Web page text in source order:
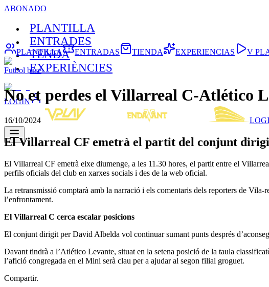
ABONADO
PLANTILLA
ENTRADES
TENDA
EXPERIÈNCIES
LOGIN
PLANTILLA ENTRADAS TIENDA EXPERIENCIAS V
Futbol base
No et perdes el Villarreal C-Atlético
16/10/2024
El Villarreal CF emetrà el partit del conjunt
El Villarreal CF emetrà eixe diumenge, a les 11.30 hores, el partit entre el
perfils oficials del club en xarxes socials i des de la web oficial.
La retransmissió comptarà amb la narració i els comentaris dels reporters de
l’enfrontament.
El Villarreal C cerca escalar posicions
El conjunt dirigit per David Albelda vol continuar sumant punts després
Davant tindrà a l’Atlético Levante, situat en la setena posició de la taula
l’afició congregada en el Mini serà clau per a ajudar al segon filial groguet.
Compartir.